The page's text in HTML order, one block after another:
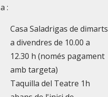
a :
Casa Saladrigas de dimarts
a divendres de 10.00 a
12.30 h (només pagament
amb targeta)
Taquilla del Teatre 1h